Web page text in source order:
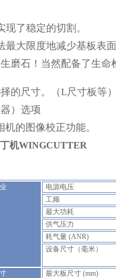
了稳定的切割。
大限度地减少基板表面
磨石！ 当然配备了生命
的尺寸。
（L尺寸板等）
）选项
的图像校正功能。
机WINGCUTTER
电源电压
工频
最大功耗
供气压力
耗气量 (ANR)
设备尺寸（毫米）
最大板尺寸 (mm)